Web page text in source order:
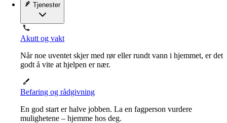
Tjenester
Akutt og vakt
Når noe uventet skjer med rør eller rundt vann i hjemmet, er det
godt å vite at hjelpen er nær.
Befaring og rådgivning
En god start er halve jobben. La en fagperson vurdere
mulighetene – hjemme hos deg.